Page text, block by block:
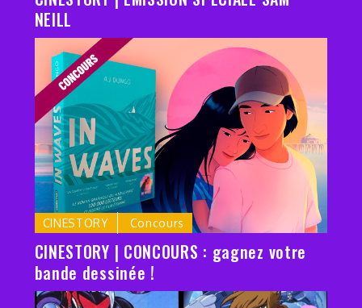
NEILL
CINESTORY Concours
CINESTORY | CONCOURS : gagnez votre
bande dessinée !